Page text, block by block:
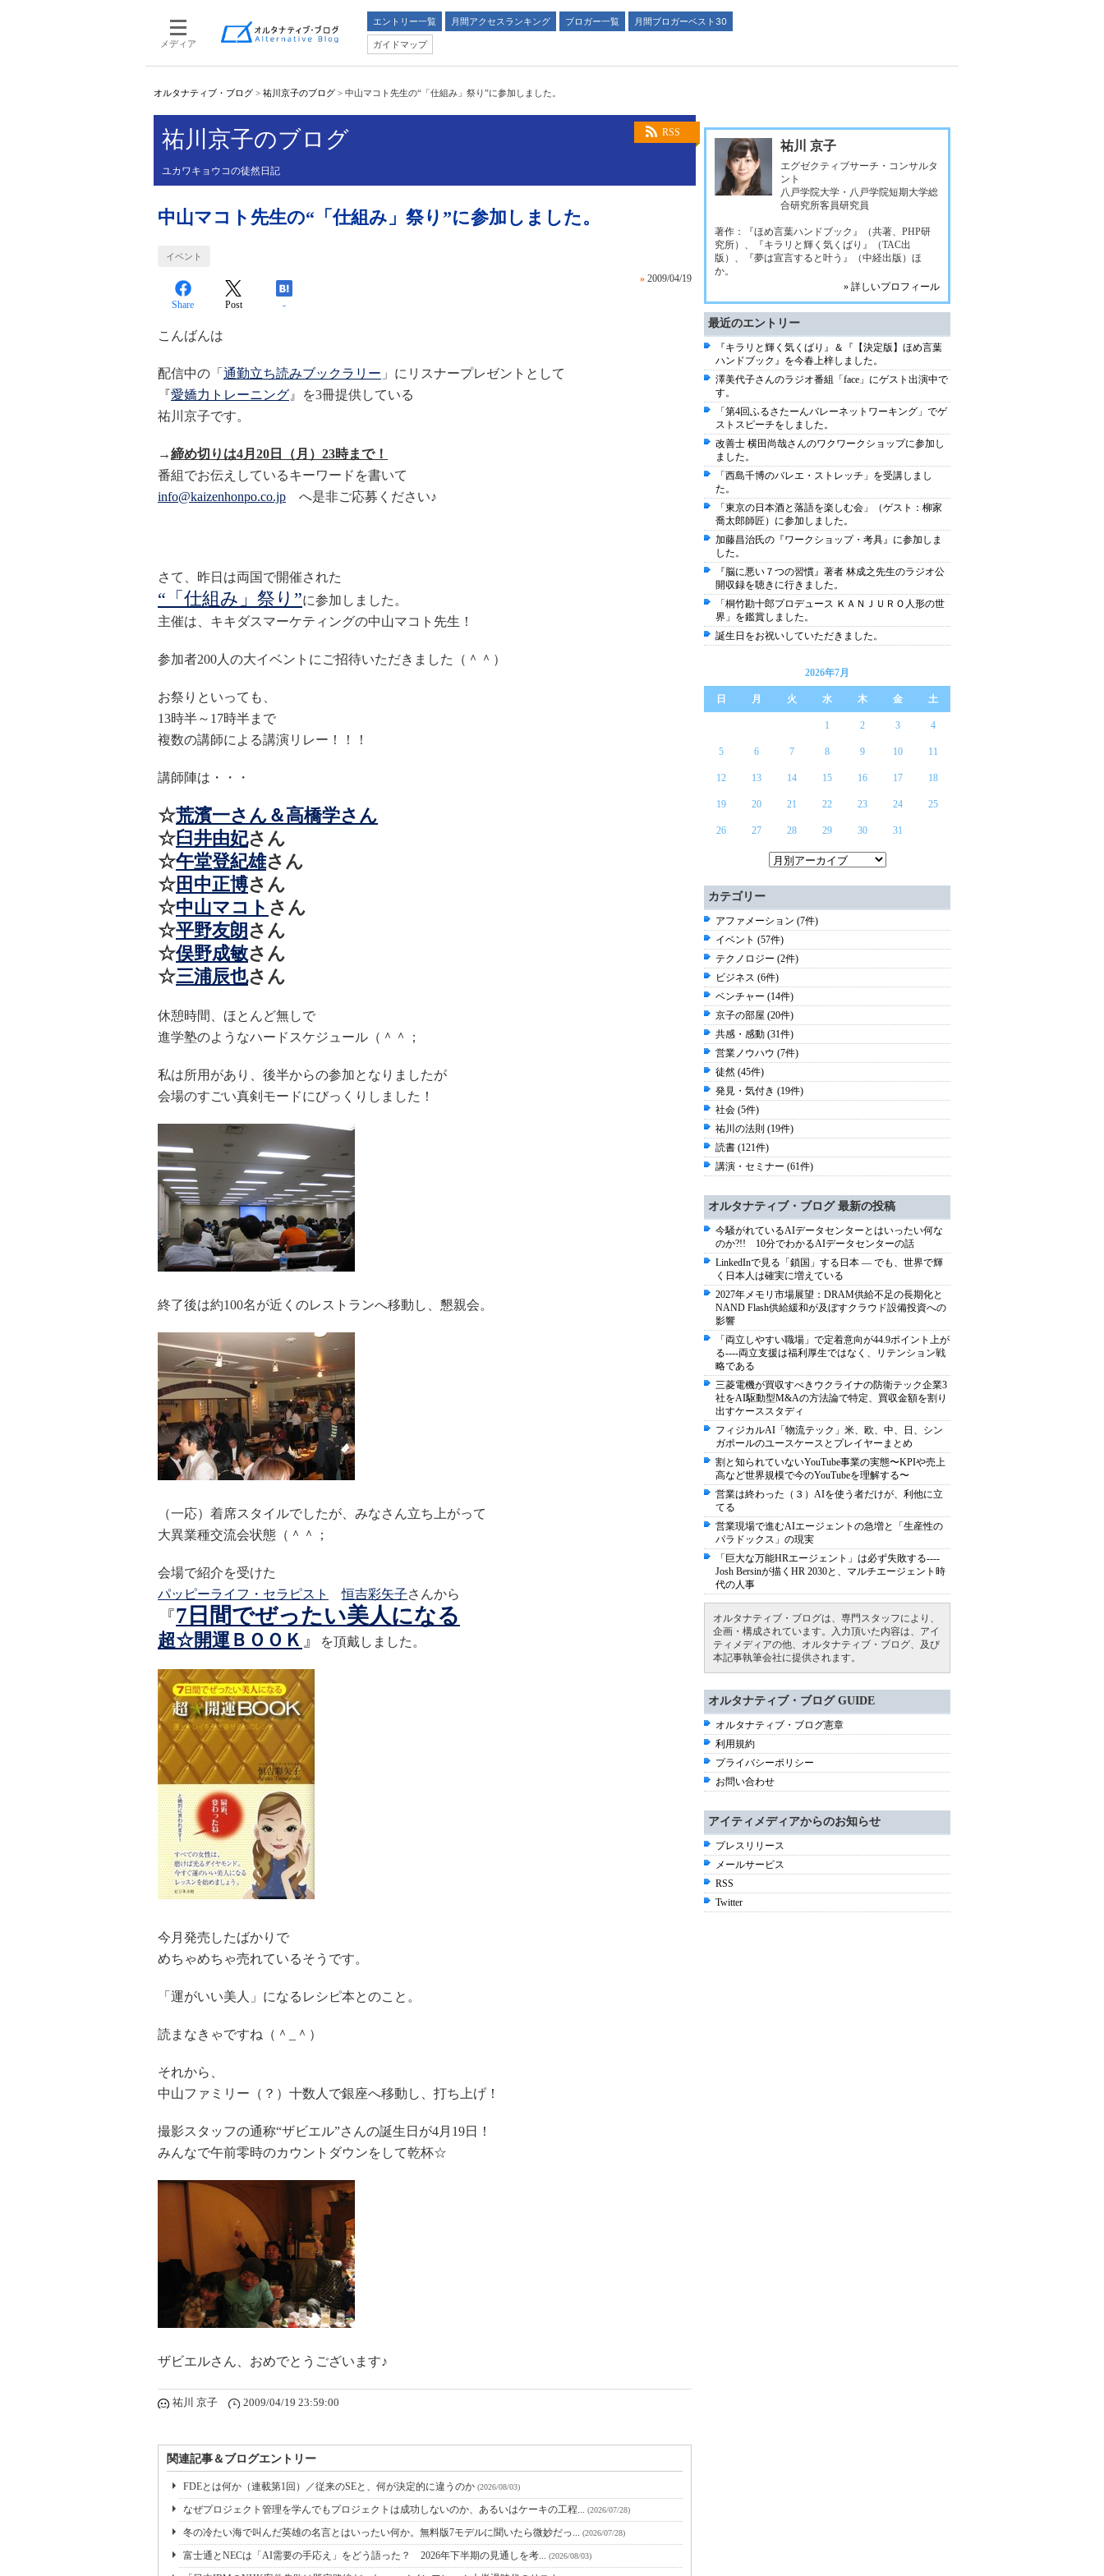
メディア
エントリー一覧 月間アクセスランキング ブロガー一覧
月間ブロガーベスト30
ガイドマップ
オルタナティブ・ブログ > 祐川京子のブログ > 中山マコト先生の“「仕組み」祭り”に参加しました。
RSS
祐川京子のブログ
ユカワキョウコの徒然日記
中山マコト先生の“「仕組み」祭り”に参加しました。
イベント
» 2009/04/19
Share Post -
こんばんは
配信中の「 通勤立ち読みブックラリー 」にリスナープレゼントとして
『愛嬌力トレーニング 』を3冊提供している
祐川京子です。
→締め切りは4月20日（月）23時まで！
番組でお伝えしているキーワードを書いて
info@kaizenhonpo.co.jp へ是非ご応募ください♪
さて、昨日は両国で開催された
“「仕組み」祭り”に参加しました。
主催は、キキダスマーケティングの中山マコト先生！
参加者200人の大イベントにご招待いただきました（＾＾）
お祭りといっても、
13時半～17時半まで
複数の講師による講演リレー！！！
講師陣は・・・
☆荒濱一さん＆高橋学さん
☆臼井由妃さん
☆午堂登紀雄さん
☆田中正博さん
☆中山マコト さん
☆平野友朗 さん
☆俣野成敏さん
☆三浦辰也さん
休憩時間、ほとんど無しで
進学塾のようなハードスケジュール（＾＾；
私は所用があり、後半からの参加となりましたが
会場のすごい真剣モードにびっくりしました！
終了後は約100名が近くのレストランへ移動し、懇親会。
（一応）着席スタイルでしたが、みなさん立ち上がって
大異業種交流会状態（＾＾；
会場で紹介を受けた
パッピーライフ・セラピスト
恒吉彩矢子さんから
『7日間でぜったい美人になる
超☆開運ＢＯＯＫ 』 を頂戴しました。
今月発売したばかりで
めちゃめちゃ売れているそうです。
「運がいい美人」になるレシピ本とのこと。
読まなきゃですね（＾_＾）
それから、
中山ファミリー（？）十数人で銀座へ移動し、打ち上げ！
撮影スタッフの通称“ザビエル”さんの誕生日が4月19日！
みんなで午前零時のカウントダウンをして乾杯☆
ザビエルさん、おめでとうございます♪
祐川 京子 2009/04/19 23:59:00
関連記事＆ブログエントリー
FDEとは何か（連載第1回）／従来のSEと、何が決定的に違うのか (2026/08/03)
なぜプロジェクト管理を学んでもプロジェクトは成功しないのか、あるいはケーキの工程... (2026/07/28)
冬の冷たい海で叫んだ英雄の名言とはいったい何か。無料版7モデルに聞いたら微妙だっ... (2026/07/28)
富士通とNECは「AI需要の手応え」をどう語った？ 2026年下半期の見通しを考... (2026/08/03)
祐川 京子
エグゼクティブサーチ・コンサルタ
ント
八戸学院大学・八戸学院短期大学総
合研究所客員研究員
著作：『ほめ言葉ハンドブック』（共著、PHP研
究所）、『キラリと輝く気くばり』（TAC出
版）、『夢は宣言すると叶う』（中経出版）ほ
か。
» 詳しいプロフィール
最近のエントリー
『キラリと輝く気くばり』＆『【決定版】ほめ言葉
ハンドブック』を今春上梓しました。
澤美代子さんのラジオ番組「face」にゲスト出演中で
す。
「第4回ふるさたーんバレーネットワーキング」でゲ
ストスピーチをしました。
改善士 横田尚哉さんのワクワークショップに参加し
ました。
「西島千博のバレエ・ストレッチ」を受講しまし
た。
「東京の日本酒と落語を楽しむ会」（ゲスト：柳家
喬太郎師匠）に参加しました。
加藤昌治氏の『ワークショップ・考具』に参加しま
した。
『脳に悪い７つの習慣』著者 林成之先生のラジオ公
開収録を聴きに行きました。
「桐竹勘十郎プロデュース ＫＡＮＪＵＲＯ人形の世
界」を鑑賞しました。
誕生日をお祝いしていただきました。
2026年7月
日 月 火 水 木 金 土
1 2 3 4
5 6 7 8 9 10 11
12 13 14 15 16 17 18
19 20 21 22 23 24 25
26 27 28 29 30 31
カテゴリー
アファメーション (7件)
イベント (57件)
テクノロジー (2件)
ビジネス (6件)
ベンチャー (14件)
京子の部屋 (20件)
共感・感動 (31件)
営業ノウハウ (7件)
徒然 (45件)
発見・気付き (19件)
社会 (5件)
祐川の法則 (19件)
読書 (121件)
講演・セミナー (61件)
オルタナティブ・ブログ 最新の投稿
今騒がれているAIデータセンターとはいったい何な
のか?!! 10分でわかるAIデータセンターの話
LinkedInで見る「鎖国」する日本 ― でも、世界で輝
く日本人は確実に増えている
2027年メモリ市場展望：DRAM供給不足の長期化と
NAND Flash供給緩和が及ぼすクラウド設備投資への
影響
「両立しやすい職場」で定着意向が44.9ポイント上が
る----両立支援は福利厚生ではなく、リテンション戦
略である
三菱電機が買収すべきウクライナの防衛テック企業3
社をAI駆動型M&Aの方法論で特定、買収金額を割り
出すケーススタディ
フィジカルAI「物流テック」米、欧、中、日、シン
ガポールのユースケースとプレイヤーまとめ
割と知られていないYouTube事業の実態〜KPIや売上
高など世界規模で今のYouTubeを理解する〜
営業は終わった（３）AIを使う者だけが、利他に立
てる
営業現場で進むAIエージェントの急増と「生産性の
パラドックス」の現実
「巨大な万能HRエージェント」は必ず失敗する----
Josh Bersinが描くHR 2030と、マルチエージェント時
代の人事
オルタナティブ・ブログは、専門スタッフにより、
企画・構成されています。入力頂いた内容は、アイ
ティメディアの他、オルタナティブ・ブログ、及び
本記事執筆会社に提供されます。
オルタナティブ・ブログ GUIDE
オルタナティブ・ブログ憲章
利用規約
プライバシーポリシー
お問い合わせ
アイティメディアからのお知らせ
プレスリリース
メールサービス
RSS
Twitter